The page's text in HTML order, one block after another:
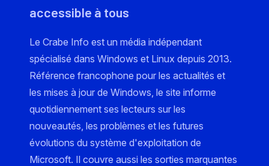
accessible à tous
Le Crabe Info est un média indépendant
spécialisé dans Windows et Linux depuis 2013.
Référence francophone pour les actualités et
les mises à jour de Windows, le site informe
quotidiennement ses lecteurs sur les
nouveautés, les problèmes et les futures
évolutions du système d'exploitation de
Microsoft. Il couvre aussi les sorties marquantes